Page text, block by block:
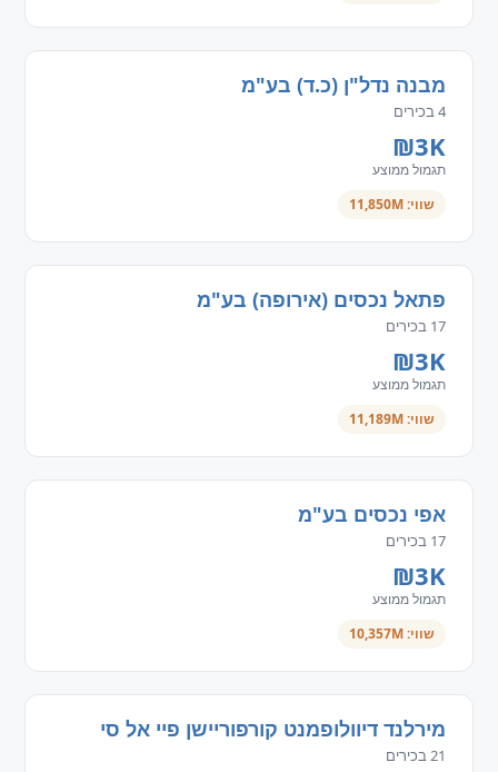
מבנה נדל"ן (כ.ד) בע"מ
4 בכירים
₪3K
תגמול ממוצע
שווי: 11,850M
פתאל נכסים (אירופה) בע"מ
17 בכירים
₪3K
תגמול ממוצע
שווי: 11,189M
אפי נכסים בע"מ
17 בכירים
₪3K
תגמול ממוצע
שווי: 10,357M
מירלנד דיוולופמנט קורפוריישן פיי אל סי
21 בכירים